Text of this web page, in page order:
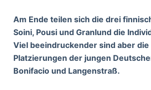
Am Ende teilen sich die drei
Soini, Pousi und Granlund die
Viel beeindruckender sind aber die
Platzierungen der jungen
Bonifacio und Langenstraß.